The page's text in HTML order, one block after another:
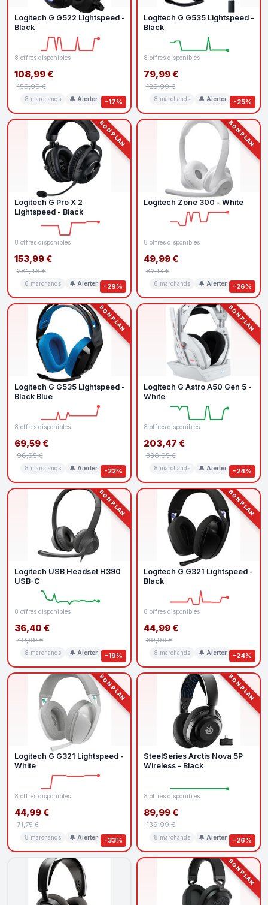
-17%
Logitech G G522 Lightspeed -
Black
8 offres disponibles
108,99 €
159,99 €
8 marchands 🔔 Alerter -25%
Logitech G G535 Lightspeed -
Black
8 offres disponibles
79,99 €
129,99 €
8 marchands 🔔 Alerter
BON PLAN
-29%
Logitech G Pro X 2
Lightspeed - Black
8 offres disponibles
153,99 €
281,46 €
8 marchands 🔔 Alerter
BON PLAN
-26%
Logitech Zone 300 - White
8 offres disponibles
49,99 €
82,13 €
8 marchands 🔔 Alerter
BON PLAN
-22%
Logitech G G535 Lightspeed -
Black Blue
8 offres disponibles
69,59 €
98,95 €
8 marchands 🔔 Alerter
BON PLAN
-24%
Logitech G Astro A50 Gen 5 -
White
8 offres disponibles
203,47 €
336,95 €
8 marchands 🔔 Alerter
BON PLAN
-19%
Logitech USB Headset H390
USB-C
8 offres disponibles
36,40 €
49,99 €
8 marchands 🔔 Alerter
BON PLAN
-24%
Logitech G G321 Lightspeed -
Black
8 offres disponibles
44,99 €
69,99 €
8 marchands 🔔 Alerter
BON PLAN
-33%
Logitech G G321 Lightspeed -
White
8 offres disponibles
44,99 €
71,75 €
8 marchands 🔔 Alerter
BON PLAN
-26%
SteelSeries Arctis Nova 5P
Wireless - Black
8 offres disponibles
89,99 €
139,99 €
8 marchands 🔔 Alerter
BON PLAN